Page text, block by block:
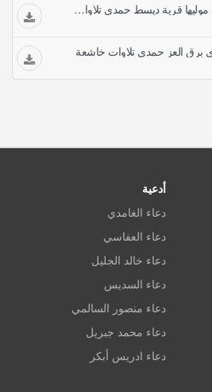
البقرة و لكل وجهة هو موليها قرية ديسط حمدي تلاوات خاشعة
برق العز حمدي تلاوات خاشعة
أدعية
دعاء الغامدي
دعاء العفاسي
دعاء خالد الجليل
دعاء السديس
دعاء منصور السالمي
دعاء محمد جبريل
دعاء ادريس أبكر